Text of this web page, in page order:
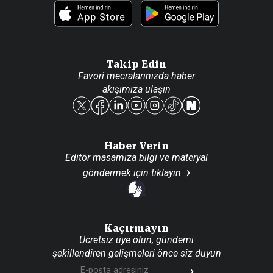
Foto Haber
Künye
Reklam Ver
Takip Edin
Favori mecralarınızda haber
akışımıza ulaşın
Haber Verin
Editör masamıza bilgi ve materyal
göndermek için tıklayın
Kaçırmayın
Ücretsiz üye olun, gündemi
şekillendiren gelişmeleri önce siz duyun